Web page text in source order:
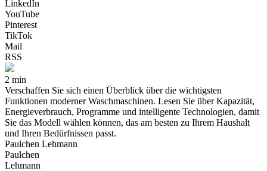
LinkedIn
YouTube
Pinterest
TikTok
Mail
RSS
2 min
Verschaffen Sie sich einen Überblick über die wichtigsten
Funktionen moderner Waschmaschinen. Lesen Sie über Kapazität,
Energieverbrauch, Programme und intelligente Technologien, damit
Sie das Modell wählen können, das am besten zu Ihrem Haushalt
und Ihren Bedürfnissen passt.
Paulchen Lehmann
Paulchen
Lehmann